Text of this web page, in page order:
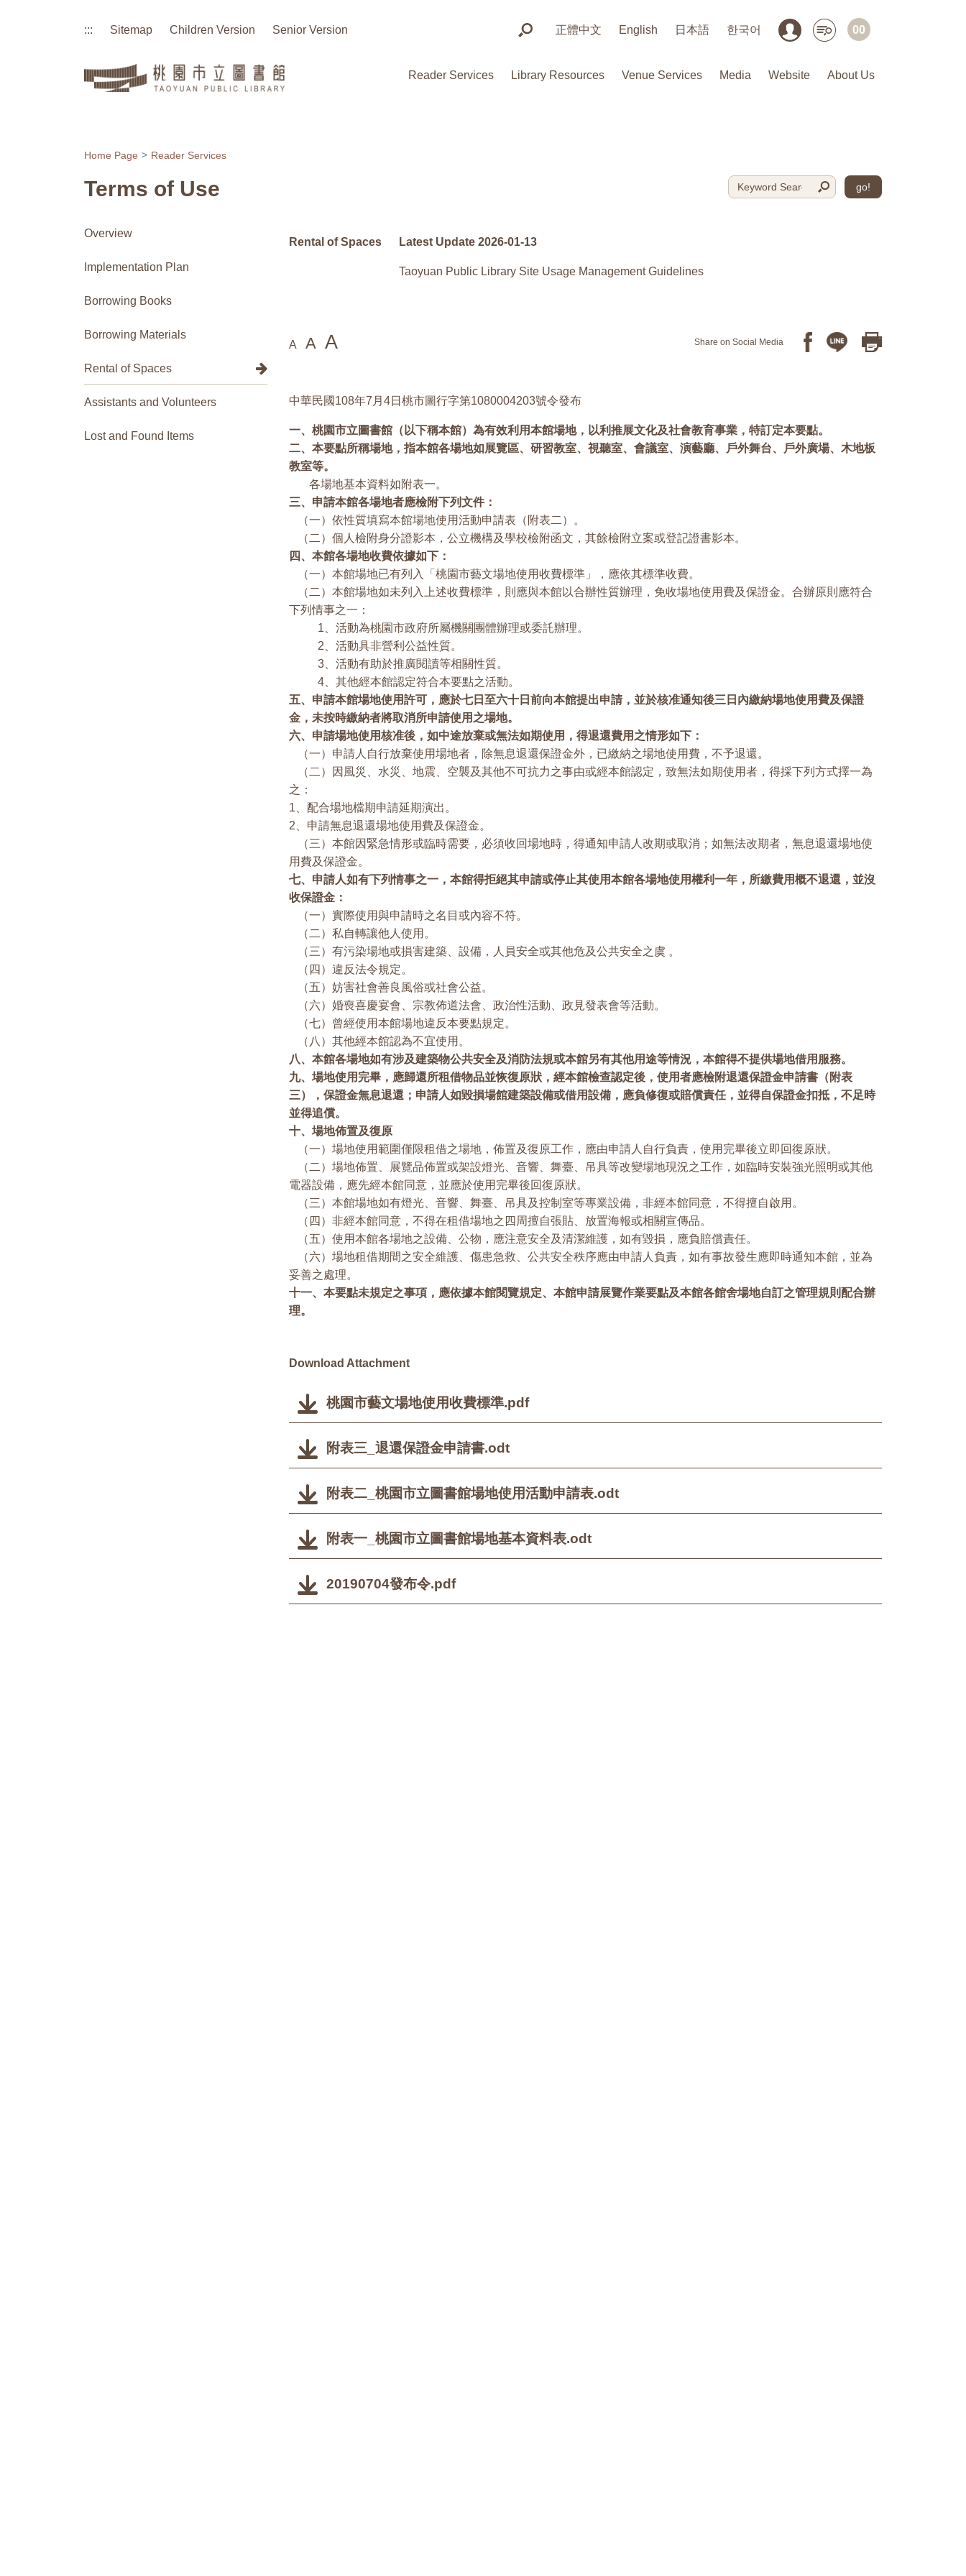
::: Sitemap Children Version Senior Version 正體中文 English 日本語 한국어 00
Reader Services Library Resources Venue Services Media Website About Us
Home Page Reader Services
Terms of Use
Overview
Implementation Plan
Borrowing Books
Borrowing Materials
Rental of Spaces
Assistants and Volunteers
Lost and Found Items
go!
Rental of Spaces Latest Update 2026-01-13
Taoyuan Public Library Site Usage Management Guidelines
A A A Share on Social Media
中華民國108年7月4日桃市圖行字第1080004203號令發布
一、桃園市立圖書館（以下稱本館）為有效利用本館場地，以利推展文化及社會教育事業，特訂定本要點。
二、本要點所稱場地，指本館各場地如展覽區、研習教室、視聽室、會議室、演藝廳、戶外舞台、戶外廣場、木地板
教室等。
各場地基本資料如附表一。
三、申請本館各場地者應檢附下列文件：
（一）依性質填寫本館場地使用活動申請表（附表二）。
（二）個人檢附身分證影本，公立機構及學校檢附函文，其餘檢附立案或登記證書影本。
四、本館各場地收費依據如下：
（一）本館場地已有列入「桃園市藝文場地使用收費標準」，應依其標準收費。
（二）本館場地如未列入上述收費標準，則應與本館以合辦性質辦理，免收場地使用費及保證金。合辦原則應符合
下列情事之一：
1、活動為桃園市政府所屬機關團體辦理或委託辦理。
2、活動具非營利公益性質。
3、活動有助於推廣閱讀等相關性質。
4、其他經本館認定符合本要點之活動。
五、申請本館場地使用許可，應於七日至六十日前向本館提出申請，並於核准通知後三日內繳納場地使用費及保證
金，未按時繳納者將取消所申請使用之場地。
六、申請場地使用核准後，如中途放棄或無法如期使用，得退還費用之情形如下：
（一）申請人自行放棄使用場地者，除無息退還保證金外，已繳納之場地使用費，不予退還。
（二）因風災、水災、地震、空襲及其他不可抗力之事由或經本館認定，致無法如期使用者，得採下列方式擇一為
之：
1、配合場地檔期申請延期演出。
2、申請無息退還場地使用費及保證金。
（三）本館因緊急情形或臨時需要，必須收回場地時，得通知申請人改期或取消；如無法改期者，無息退還場地使
用費及保證金。
七、申請人如有下列情事之一，本館得拒絕其申請或停止其使用本館各場地使用權利一年，所繳費用概不退還，並沒
收保證金：
（一）實際使用與申請時之名目或內容不符。
（二）私自轉讓他人使用。
（三）有污染場地或損害建築、設備，人員安全或其他危及公共安全之虞 。
（四）違反法令規定。
（五）妨害社會善良風俗或社會公益。
（六）婚喪喜慶宴會、宗教佈道法會、政治性活動、政見發表會等活動。
（七）曾經使用本館場地違反本要點規定。
（八）其他經本館認為不宜使用。
八、本館各場地如有涉及建築物公共安全及消防法規或本館另有其他用途等情況，本館得不提供場地借用服務。
九、場地使用完畢，應歸還所租借物品並恢復原狀，經本館檢查認定後，使用者應檢附退還保證金申請書（附表
三），保證金無息退還；申請人如毀損場館建築設備或借用設備，應負修復或賠償責任，並得自保證金扣抵，不足時
並得追償。
十、場地佈置及復原
（一）場地使用範圍僅限租借之場地，佈置及復原工作，應由申請人自行負責，使用完畢後立即回復原狀。
（二）場地佈置、展覽品佈置或架設燈光、音響、舞臺、吊具等改變場地現況之工作，如臨時安裝強光照明或其他
電器設備，應先經本館同意，並應於使用完畢後回復原狀。
（三）本館場地如有燈光、音響、舞臺、吊具及控制室等專業設備，非經本館同意，不得擅自啟用。
（四）非經本館同意，不得在租借場地之四周擅自張貼、放置海報或相關宣傳品。
（五）使用本館各場地之設備、公物，應注意安全及清潔維護，如有毀損，應負賠償責任。
（六）場地租借期間之安全維護、傷患急救、公共安全秩序應由申請人負責，如有事故發生應即時通知本館，並為
妥善之處理。
十一、本要點未規定之事項，應依據本館閱覽規定、本館申請展覽作業要點及本館各館舍場地自訂之管理規則配合辦
理。
Download Attachment
桃園市藝文場地使用收費標準.pdf
附表三_退還保證金申請書.odt
附表二_桃園市立圖書館場地使用活動申請表.odt
附表一_桃園市立圖書館場地基本資料表.odt
20190704發布令.pdf